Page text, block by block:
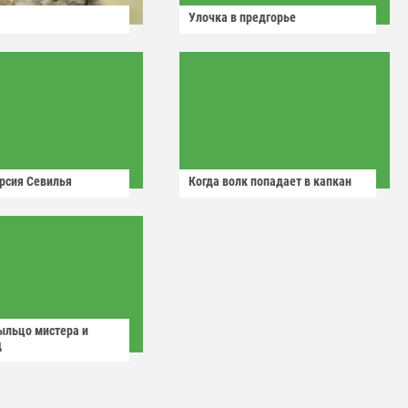
Улочка в предгорье
Севилья Когда волк попадает в капкан
мистера и